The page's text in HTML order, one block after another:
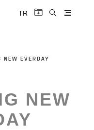
TR
NEW EVERDAY
NEW